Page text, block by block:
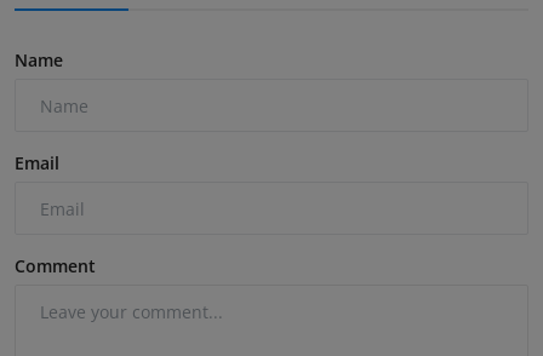
Name
Email
Comment